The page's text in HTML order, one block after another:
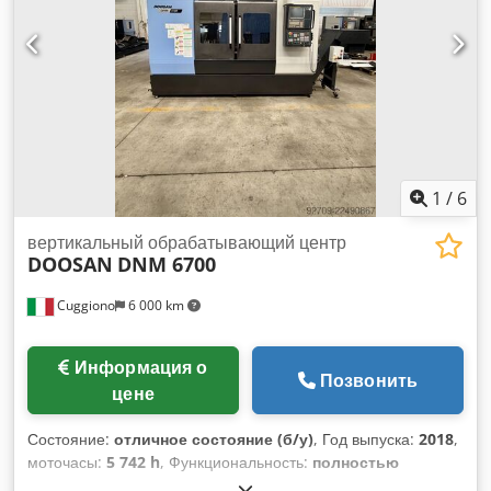
инструмента: SK 40 Диапазон скоростей вращения
шпинделя – плавно регулируемый: 20 – 8000 об/мин
Подачи – продольная/поперечная/вертикальная: 20000
мм/мин Быстроход: 25 м/мин Мощность двигателя привода
шпинделя: 13 кВт Габаритные размеры станка: 2,6 x 2,6 x
2,7 м Масса станка: приблизительно 4,1 т
1 / 6
Cuggiono 6 000 km
вертикальный обрабатывающий центр
DOOSAN DNM 6700
цене
Позвонить
Состояние: отличное состояние (б/у), Год выпуска: 2018,
моточасы: 5 742 h, Функциональность: полностью
, ход по оси X: